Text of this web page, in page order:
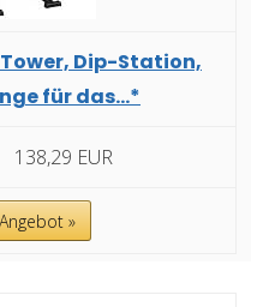
Dip-Station,
für das...*
138,29 EUR
»